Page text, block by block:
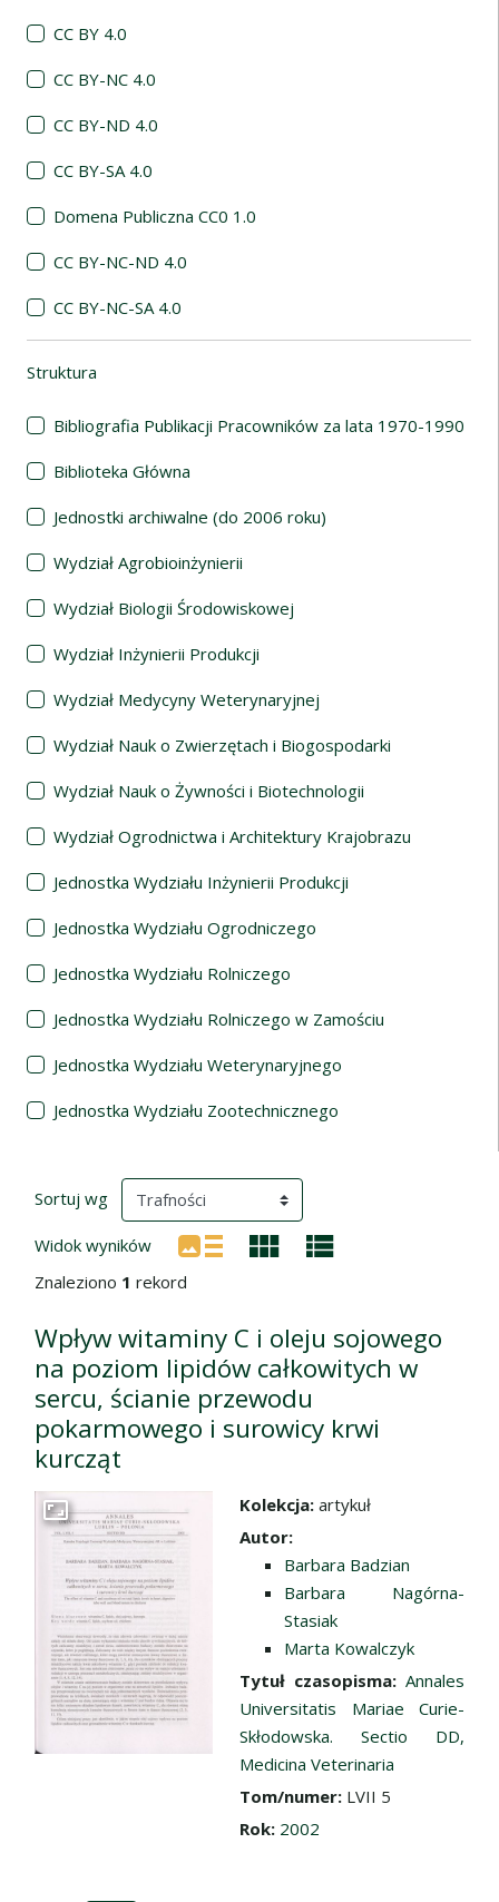
CC BY 4.0
CC BY-NC 4.0
CC BY-ND 4.0
CC BY-SA 4.0
Domena Publiczna CC0 1.0
CC BY-NC-ND 4.0
CC BY-NC-SA 4.0
Struktura
Bibliografia Publikacji Pracowników za lata 1970-1990
Biblioteka Główna
Jednostki archiwalne (do 2006 roku)
Wydział Agrobioinżynierii
Wydział Biologii Środowiskowej
Wydział Inżynierii Produkcji
Wydział Medycyny Weterynaryjnej
Wydział Nauk o Zwierzętach i Biogospodarki
Wydział Nauk o Żywności i Biotechnologii
Wydział Ogrodnictwa i Architektury Krajobrazu
Jednostka Wydziału Inżynierii Produkcji
Jednostka Wydziału Ogrodniczego
Jednostka Wydziału Rolniczego
Jednostka Wydziału Rolniczego w Zamościu
Jednostka Wydziału Weterynaryjnego
Jednostka Wydziału Zootechnicznego
Wyniki wyszukiwania
Sortuj wg (automatyczne przeładowanie treści)
Widok wyników
Znaleziono 1 rekord
Wpływ witaminy C i oleju sojowego
na poziom lipidów całkowitych w
sercu, ścianie przewodu
pokarmowego i surowicy krwi
kurcząt
Przejdź do zbioru
Kolekcja: artykuł
Autor:
Barbara Badzian
Barbara Nagórna-
Stasiak
Marta Kowalczyk
Tytuł czasopisma: Annales
Universitatis Mariae Curie-
Skłodowska. Sectio DD,
Medicina Veterinaria
Tom/numer: LVII 5
Rok: 2002